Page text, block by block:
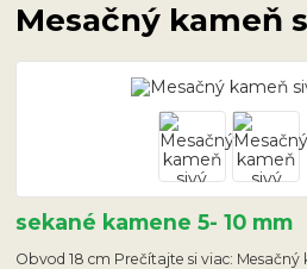
Mesačný kameň
sekané kamene 5- 10 mm
Obvod 18 cm Prečítajte si viac: